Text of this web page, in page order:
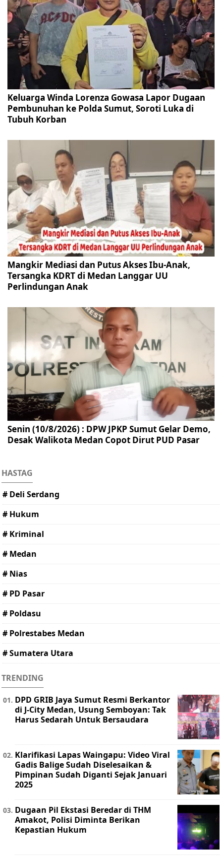
Keluarga Winda Lorenza Gowasa Lapor Dugaan
Pembunuhan ke Polda Sumut, Soroti Luka di
Tubuh Korban
Mangkir Mediasi dan Putus Akses Ibu-Anak,
Tersangka KDRT di Medan Langgar UU
Perlindungan Anak
Senin (10/8/2026) : DPW JPKP Sumut Gelar Demo,
Desak Walikota Medan Copot Dirut PUD Pasar
HASTAG
# Deli Serdang
# Hukum
# Kriminal
# Medan
# Nias
# PD Pasar
# Poldasu
# Polrestabes Medan
# Sumatera Utara
TRENDING
DPD GRIB Jaya Sumut Resmi Berkantor
di J-City Medan, Usung Semboyan: Tak
Harus Sedarah Untuk Bersaudara
Klarifikasi Lapas Waingapu: Video Viral
Gadis Balige Sudah Diselesaikan &
Pimpinan Sudah Diganti Sejak Januari
2025
Dugaan Pil Ekstasi Beredar di THM
Amakot, Polisi Diminta Berikan
Kepastian Hukum